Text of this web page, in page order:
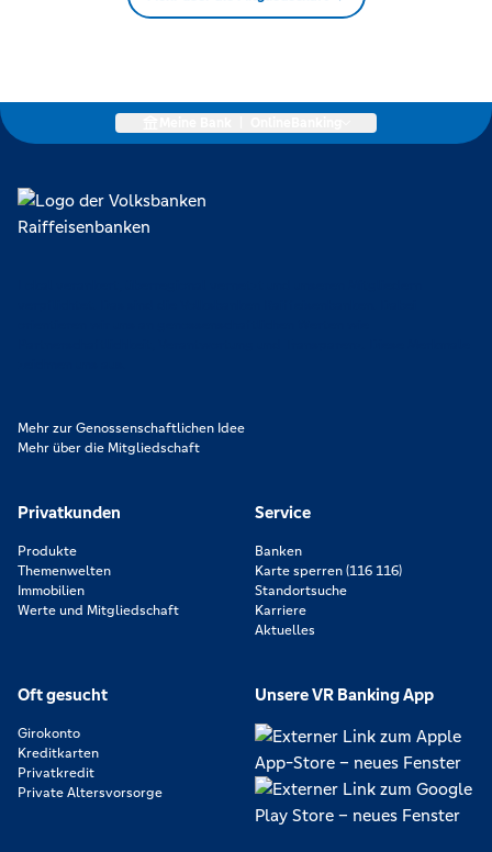
Mehr zur Genossenschaftlichen Idee
Mehr über die Mitgliedschaft
Privatkunden
Produkte
Themenwelten
Immobilien
Werte und Mitgliedschaft
Service
Banken
Karte sperren (116 116)
Standortsuche
Karriere
Aktuelles
Oft gesucht
Girokonto
Kreditkarten
Privatkredit
Private Altersvorsorge
Unsere VR Banking App